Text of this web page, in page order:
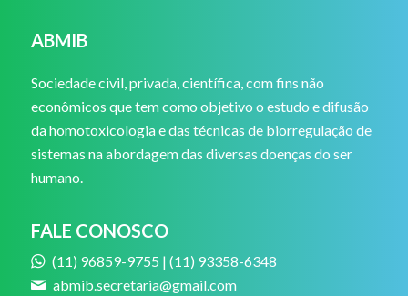
ABMIB
Sociedade civil, privada, científica, com fins não
econômicos que tem como objetivo o estudo e difusão
da homotoxicologia e das técnicas de biorregulação de
sistemas na abordagem das diversas doenças do ser
humano.
FALE CONOSCO
(11) 96859-9755 | (11) 93358-6348
abmib.secretaria@gmail.com